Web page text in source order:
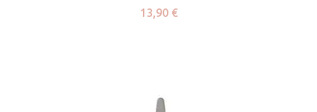
13,90 €